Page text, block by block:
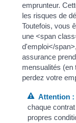
emprunteur.
les risques de
Toutefois, vous
une <span
d'emploi</
assurance
mensualités (en
perdez votre
Attention :
chaque
propres